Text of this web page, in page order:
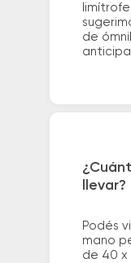
de
llevar?
Podés
mano
de 40 x